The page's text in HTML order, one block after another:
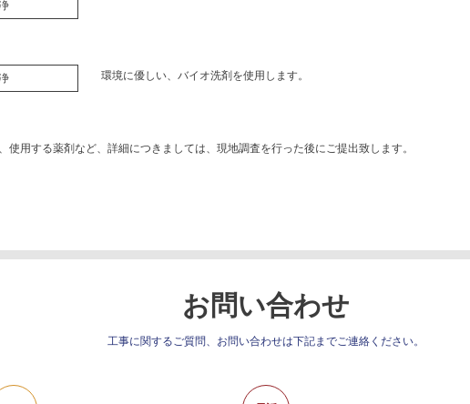
環境に優しい、バイオ洗剤を使用します。
使用する薬剤など、詳細につきましては、現地調査を行った後にご提出致します。
お問い合わせ
工事に関するご質問、お問い合わせは下記までご連絡ください。